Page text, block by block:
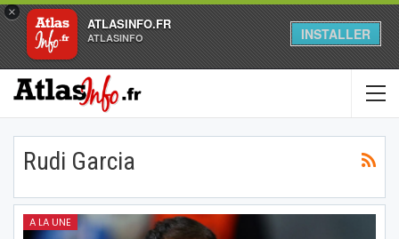
×
ATLASINFO.FR
ATLASINFO INSTALLER
Rudi Garcia
A LA UNE